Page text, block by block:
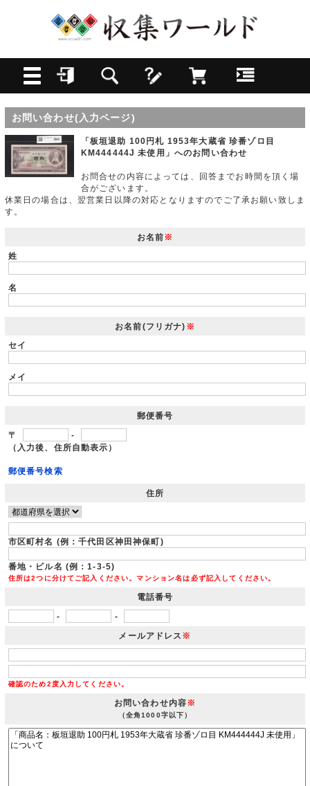
お問い合わせ(入力ページ)
「板垣退助 100円札 1953年大蔵省 珍番ゾロ目
KM444444J 未使用」へのお問い合わせ
お問合せの内容によっては、回答までお時間を頂く場
合がございます。
休業日の場合は、翌営業日以降の対応となりますのでご了承お願い致しま
す。
お名前※
姓
名
お名前(フリガナ) ※
セイ
メイ
郵便番号
〒
-
（入力後、住所自動表示）
郵便番号検索
住所
市区町村名 (例：千代田区神田神保町)
番地・ビル名 (例：1-3-5)
住所は2つに分けてご記入ください。マンション名は必ず記入してください。
電話番号
- -
メールアドレス ※
確認のため2度入力してください。
お問い合わせ内容※
（全角1000字以下）